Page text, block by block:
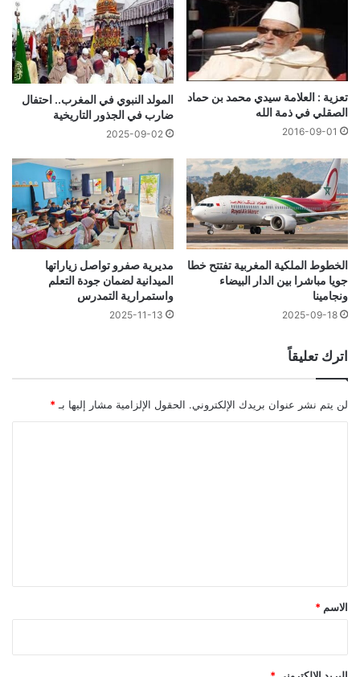
تعزية : العلامة سيدي محمد بن حماد
الصقلي في ذمة الله
2016-09-01
المولد النبوي في المغرب.. احتفال
ضارب في الجذور التاريخية
2025-09-02
الخطوط الملكية المغربية تفتتح خطا
جويا مباشرا بين الدار البيضاء
ونجامينا
2025-09-18
مديرية صفرو تواصل زياراتها
الميدانية لضمان جودة التعلم
واستمرارية التمدرس
2025-11-13
اترك تعليقاً
لن يتم نشر عنوان بريدك الإلكتروني. الحقول الإلزامية مشار إليها بـ *
*
الاسم *